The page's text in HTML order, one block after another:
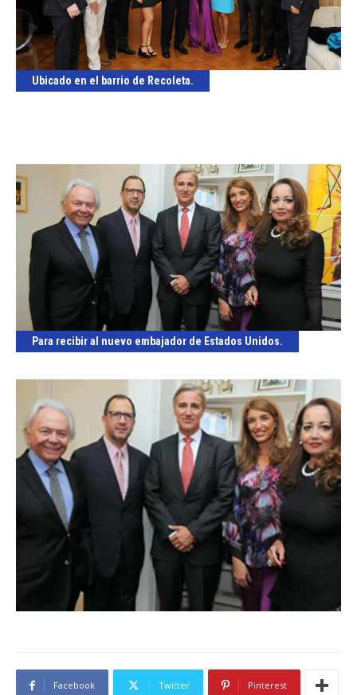
Ubicado en el barrio de Recoleta.
Para recibir al nuevo embajador de Estados Unidos.
Facebook Twitter Pinterest